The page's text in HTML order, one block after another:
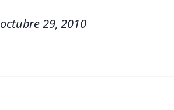
octubre 29, 2010